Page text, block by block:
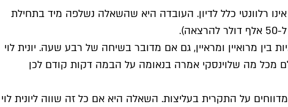
רלוונטי כלל לדיון. העובדה היא שהשאלה נשלפה מיד בתחילת
מרואיין ומראיין, גם אם מדובר בשיחה של רבע שעה. יונית לוי
מכל מה שלוינסקי אמרה בנאומה על הבמה דקות קודם לכן
על התקרית בעליצות. השאלה היא אם כל זה שווה ליונית לוי